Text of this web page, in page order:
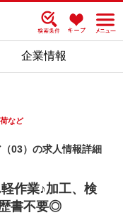
企業情報
など
03）の求人情報詳細
作業♪加工、検
書不要◎